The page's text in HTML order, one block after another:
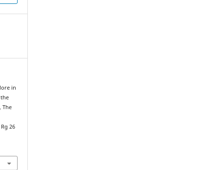
in
The
Rg 26